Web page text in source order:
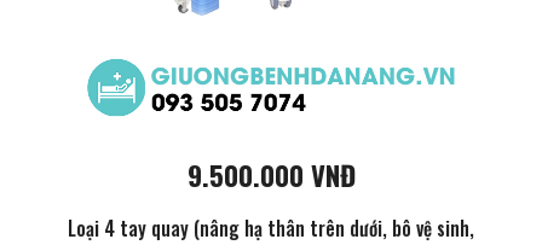
9.500.000 VNĐ
Loại 4 tay quay (nâng hạ thân trên dưới, bô vệ sinh,